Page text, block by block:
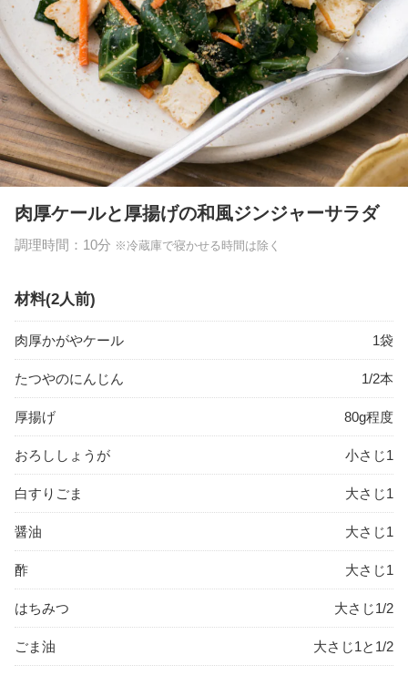
肉厚ケールと厚揚げの和風ジンジャーサラダ
調理時間： 10分 ※冷蔵庫で寝かせる時間は除く
材料(2人前)
肉厚かがやケール 1袋
たつやのにんじん 1/2本
厚揚げ 80g程度
おろししょうが 小さじ1
白すりごま 大さじ1
醤油 大さじ1
酢 大さじ1
はちみつ 大さじ1/2
ごま油 大さじ1と1/2